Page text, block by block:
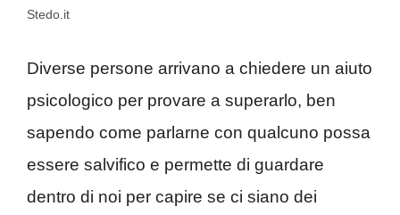
Stedo.it
Diverse persone arrivano a chiedere un aiuto
psicologico per provare a superarlo, ben
sapendo come parlarne con qualcuno possa
essere salvifico e permette di guardare
dentro di noi per capire se ci siano dei